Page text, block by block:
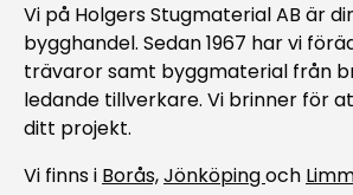
Vi på Holgers Stugmaterial AB är
bygghandel. Sedan 1967 har vi
trävaror samt byggmaterial från
ledande tillverkare. Vi brinner för
ditt projekt.
Vi finns i Borås,Jönköpingoch